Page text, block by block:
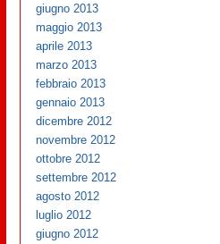
giugno 2013
maggio 2013
aprile 2013
marzo 2013
febbraio 2013
gennaio 2013
dicembre 2012
novembre 2012
ottobre 2012
settembre 2012
agosto 2012
luglio 2012
giugno 2012